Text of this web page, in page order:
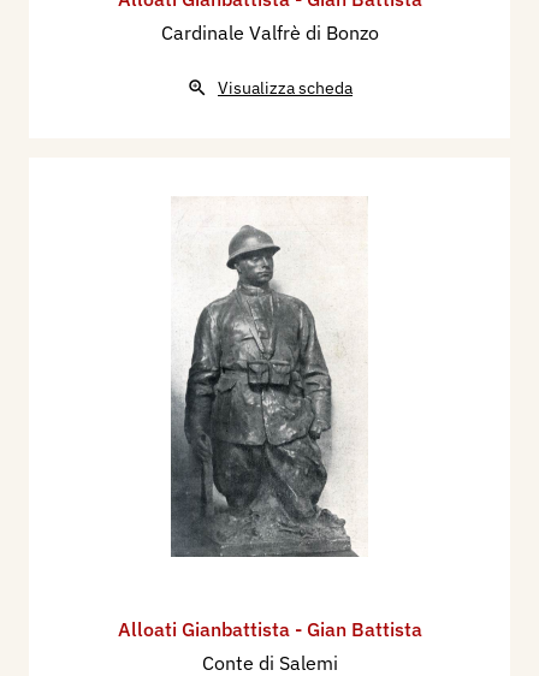
Cardinale Valfrè di Bonzo
Visualizza scheda
Alloati Gianbattista - Gian Battista
Conte di Salemi